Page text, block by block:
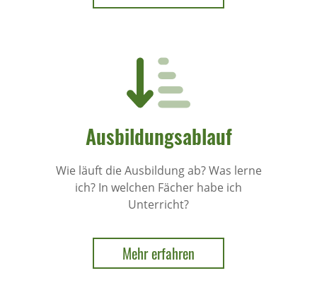
Ausbildungsablauf
Wie läuft die Ausbildung ab? Was lerne
ich? In welchen Fächer habe ich
Unterricht?
Mehr erfahren